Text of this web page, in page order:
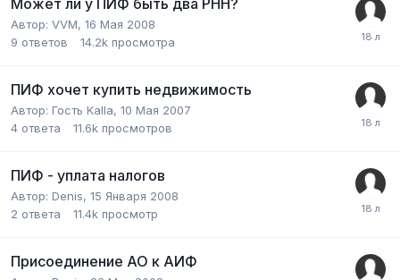
Может ли у ПИФ быть два РНН?
Автор: VVM, 16 Мая 2008
9 ответов 14.2k просмотра
ПИФ хочет купить недвижимость
Автор: Гость Kalla, 10 Мая 2007
4 ответа 11.6k просмотров
ПИФ - уплата налогов
Автор: Denis, 15 Января 2008
2 ответа 11.4k просмотр
Присоединение АО к АИФ